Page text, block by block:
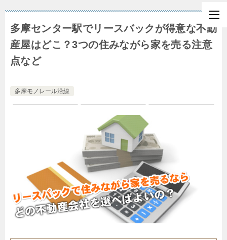
多摩センター駅でリースバックが得意な不動
産屋はどこ？3つの住みながら家を売る注意
点など
多摩モノレール沿線